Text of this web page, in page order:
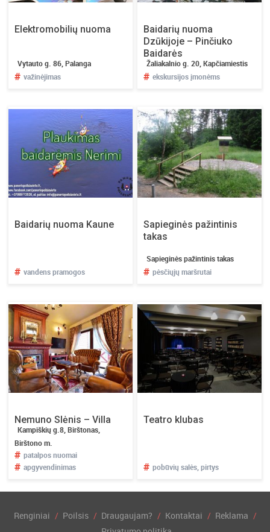
Elektromobilių nuoma
Vytauto g. 86, Palanga
# važinėjimas
Baidarių nuoma
Dzūkijoje – Pinčiuko
Baidarės
Žaliakalnio g. 20, Kapčiamiestis
# ekskursijos įmonėms
Baidarių nuoma Kaune
# vandens pramogos
Sapieginės pažintinis
takas
Sapieginės pažintinis takas
# pėsčiųjų maršrutai
Nemuno Slėnis – Villa
Luxuria
Kampiškių g.8, Birštonas,
Birštono m.
# patalpos nuomai
# apgyvendinimas
Teatro klubas
# pobūvių salės, pirtys
Renginiai Poilsis Draugaujam? Kontaktai
Reklama